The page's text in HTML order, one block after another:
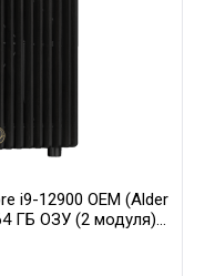
i9-12900 OEM (Alder
ГБ ОЗУ (2 модуля)/
GDDR7 256bit 3xDP